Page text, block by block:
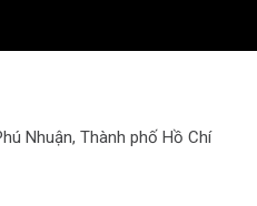
Nhuận, Thành phố Hồ Chí